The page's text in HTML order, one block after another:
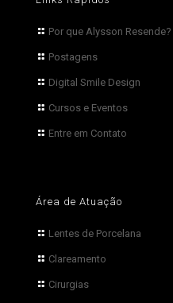
Por que Alysson Resende?
Postagens
Digital Smile Design
Cursos e Eventos
Entre em Contato
Área de Atuação
Lentes de Porcelana
Clareamento
Cirurgias